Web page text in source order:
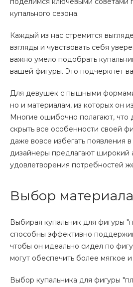
купального сезона.
Каждый из нас стремится
взгляды и чувствовать себя
важно умело подобрать
вашей фигуры. Это подчеркнет
Для девушек с пышными
но и материалам, из которых он
Многие ошибочно полагают, что
скрыть все особенности своей
даже вовсе избегать появления
дизайнеры предлагают широкий
удовлетворения потребностей
Выбор
Выбирая купальник для фигуры
способны эффективно
чтобы он идеально сидел по
могут обеспечить более мягкое
Выбор купальника для фигуры